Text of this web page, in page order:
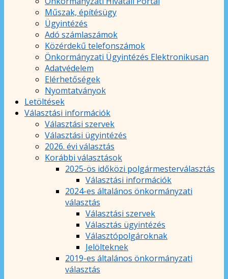
Műszak, építésügy
Ügyintézés
Adó számlaszámok
Közérdekű telefonszámok
Önkormányzati Ügyintézés Elektronikusan
Adatvédelem
Elérhetőségek
Nyomtatványok
Letöltések
Választási információk
Választási szervek
Választási ügyintézés
2026. évi választás
Korábbi választások
2025-ös időközi polgármesterválasztás
Választási információk
2024-es általános önkormányzati
választás
Választási szervek
Választás ügyintézés
Választópolgároknak
Jelölteknek
2019-es általános önkormányzati
választás